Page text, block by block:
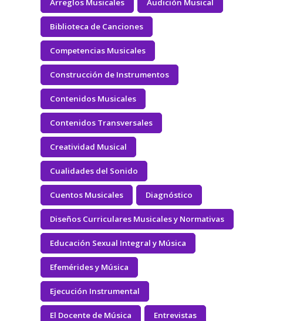
Arreglos Musicales Audición Musical
Biblioteca de Canciones
Competencias Musicales
Construcción de Instrumentos
Contenidos Musicales
Contenidos Transversales
Creatividad Musical
Cualidades del Sonido
Cuentos Musicales Diagnóstico
Diseños Curriculares Musicales y Normativas
Educación Sexual Integral y Música
Efemérides y Música
Ejecución Instrumental
El Docente de Música Entrevistas